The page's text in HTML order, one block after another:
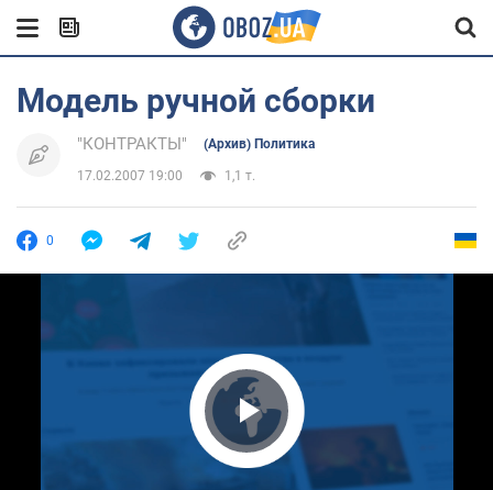
Модель ручной сборки
"КОНТРАКТЫ" (Архив) Политика
17.02.2007 19:00 1,1 т.
0
Play Video